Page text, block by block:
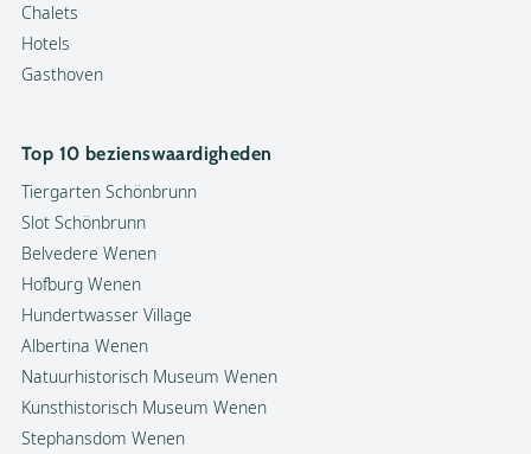
Chalets
Hotels
Gasthoven
Top 10 bezienswaardigheden
Tiergarten Schönbrunn
Slot Schönbrunn
Belvedere Wenen
Hofburg Wenen
Hundertwasser Village
Albertina Wenen
Natuurhistorisch Museum Wenen
Kunsthistorisch Museum Wenen
Stephansdom Wenen